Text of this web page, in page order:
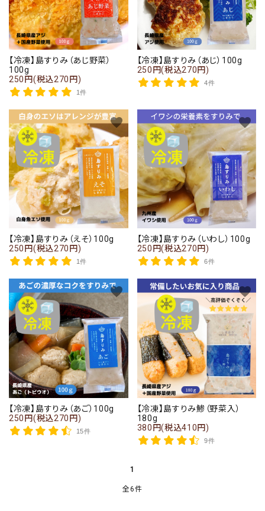
【冷凍】島すりみ（あじ野菜）
100g
250円(税込270円)
1件
【冷凍】島すりみ（あじ）100g
250円(税込270円)
4件
【冷凍】島すりみ（えそ）100g
250円(税込270円)
1件
favorite
【冷凍】島すりみ（いわし）100g
250円(税込270円)
6件
favorite
【冷凍】島すりみ（あご）100g
250円(税込270円)
15件
favorite
【冷凍】島すりみ鯵（野菜入）
180g
380円(税込410円)
9件
favorite
1
全6件
キーワード
カテゴリー
検索する
close